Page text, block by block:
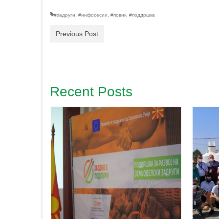
#задруги, #инфосесии, #повик, #поддршка
Previous Post
Recent Posts